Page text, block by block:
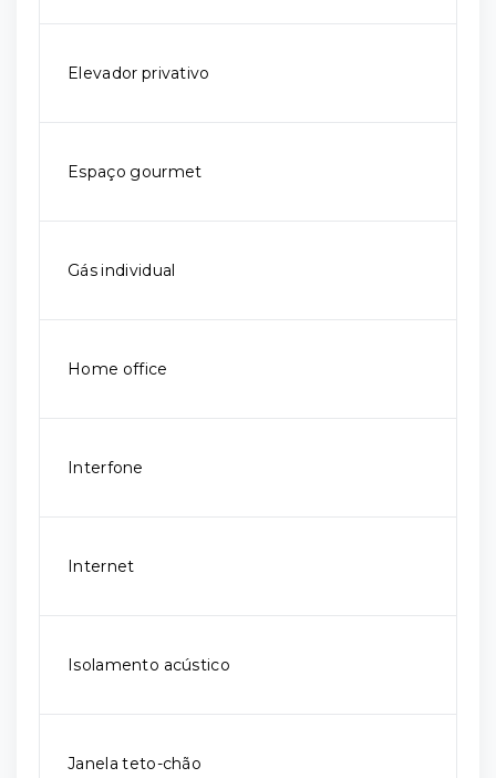
Elevador privativo
Espaço gourmet
Gás individual
Home office
Interfone
Internet
Isolamento acústico
Janela teto-chão